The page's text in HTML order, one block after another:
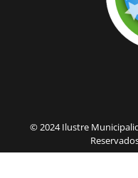
© 2024 Ilustre